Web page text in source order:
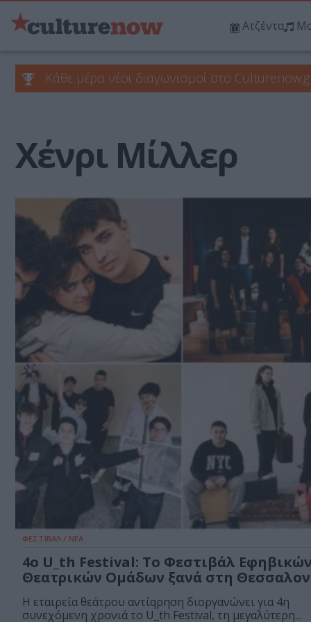
Ατζέντα
Κάθε μέρα νέοι διαγωνισμοί στο
Χένρι Μίλλερ
ΦΕΣΤΙΒΑΛ / ΝΕΑ
4ο U_th Festival: Το Φεστιβάλ Εφηβικών
Θεατρικών Ομάδων ξανά στη
Η εταιρεία θεάτρου αντίqρηση διοργανώνει για 4η
συνεχόμενη χρονιά το U_th Festival, τη μεγαλύτερη...